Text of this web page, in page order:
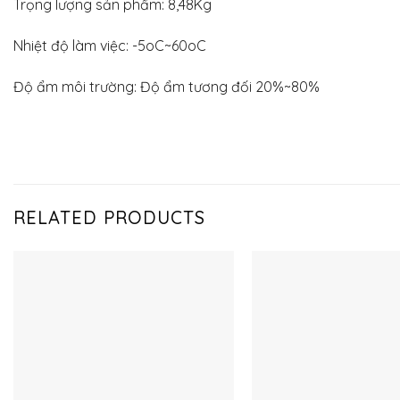
Trọng lượng sản phẩm: 8,48Kg
Nhiệt độ làm việc: -5oC~60oC
Độ ẩm môi trường: Độ ẩm tương đối 20%~80%
RELATED PRODUCTS